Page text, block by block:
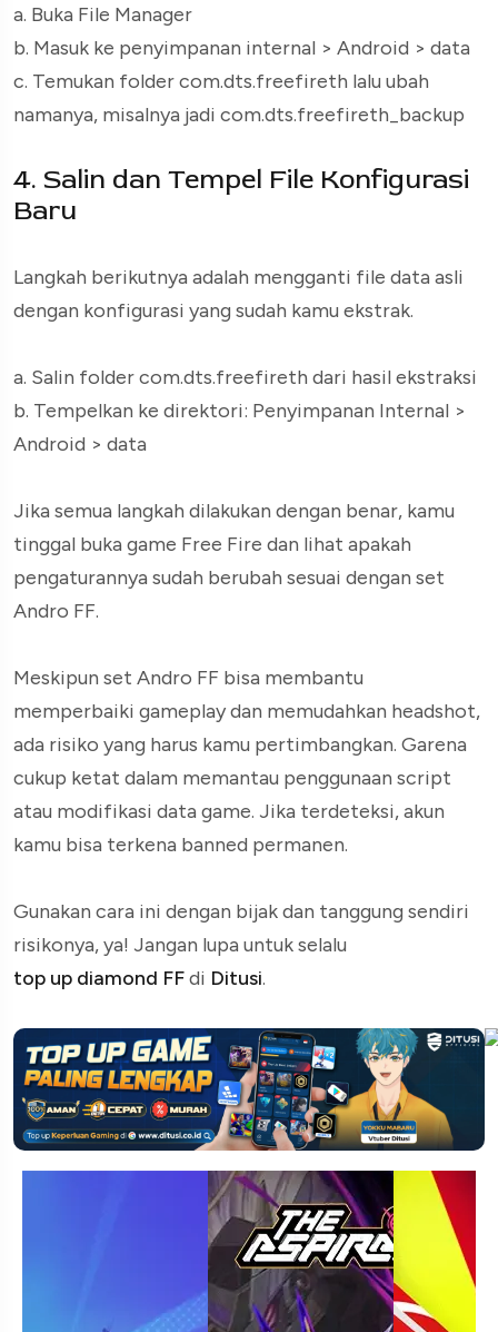
a. Buka File Manager
b. Masuk ke penyimpanan internal > Android > data
c. Temukan foldercom.dts.freefireth lalu ubah
namanya, misalnya jadi com.dts.freefireth_backup
4. Salin dan Tempel File Konfigurasi
Baru
Langkah berikutnya adalah mengganti file data asli
dengan konfigurasi yang sudah kamu ekstrak.
a. Salin foldercom.dts.freefireth dari hasil ekstraksi
b. Tempelkan ke direktori: Penyimpanan Internal >
Android > data
Jika semua langkah dilakukan dengan benar, kamu
tinggal buka game Free Fire dan lihat apakah
pengaturannya sudah berubah sesuai dengan set
Andro FF.
Meskipun set Andro FF bisa membantu
memperbaiki gameplay dan memudahkan headshot,
ada risiko yang harus kamu pertimbangkan. Garena
cukup ketat dalam memantau penggunaan script
atau modifikasi data game. Jika terdeteksi, akun
kamu bisa terkena banned permanen.
Gunakan cara ini dengan bijak dan tanggung sendiri
risikonya, ya! Jangan lupa untuk selalu
top up diamond FFdi Ditusi.